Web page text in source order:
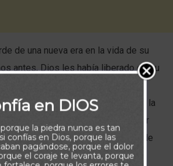
de una nueva era en la vida de su
antes, Dios les había liberado de su
años bano la mano impía y
egipcios. Pero cuando se les dio la
en la Tierra Prometida, en vez ver
liberación de tal oprobio a manos de
enfocar su percepción en los
en DIOS
la piedra nunca es tan
confías en Dios, porque las
pagándose, porque el dolor
el coraje te levanta, porque